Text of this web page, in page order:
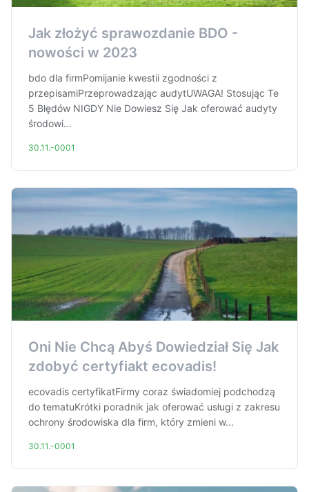
Jak złożyć sprawozdanie BDO -
nowości w 2023
bdo dla firmPomijanie kwestii zgodności z
przepisamiPrzeprowadzając audytUWAGA! Stosując Te
5 Błędów NIGDY Nie Dowiesz Się Jak oferować audyty
środowi...
30.11.-0001
Oni Nie Chcą Abyś Dowiedział Się Jak
zdobyć certyfiakt ecovadis!
ecovadis certyfikatFirmy coraz świadomiej podchodzą
do tematuKrótki poradnik jak oferować usługi z zakresu
ochrony środowiska dla firm, który zmieni w...
30.11.-0001